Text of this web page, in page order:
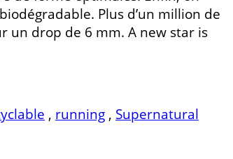
Plus d’un million de
un drop de 6 mm. A new star is
, running , Supernatural